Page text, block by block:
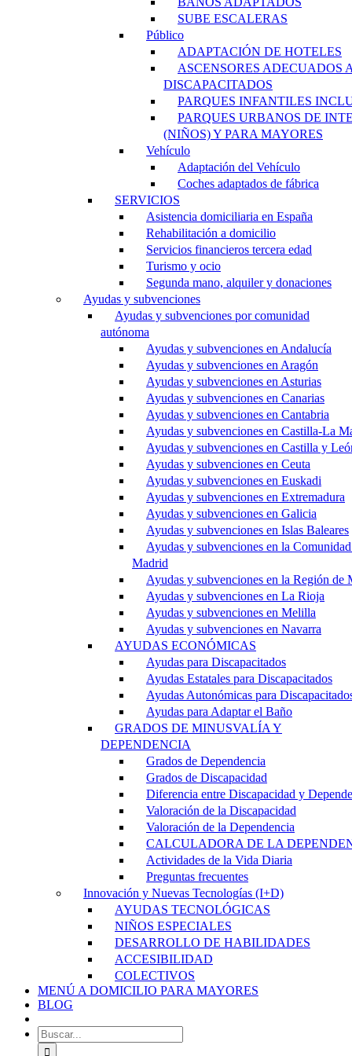
SUBE ESCALERAS
Público
ADAPTACIÓN DE HOTELES
ASCENSORES ADECUADOS A
DISCAPACITADOS
PARQUES INFANTILES
PARQUES URBANOS DE
(NIÑOS) Y PARA MAYORES
Vehículo
Adaptación del Vehículo
Coches adaptados de fábrica
SERVICIOS
Asistencia domiciliaria en España
Rehabilitación a domicilio
Servicios financieros tercera edad
Turismo y ocio
Segunda mano, alquiler y donaciones
Ayudas y subvenciones
Ayudas y subvenciones por comunidad
autónoma
Ayudas y subvenciones en Andalucía
Ayudas y subvenciones en Aragón
Ayudas y subvenciones en Asturias
Ayudas y subvenciones en Canarias
Ayudas y subvenciones en Cantabria
Ayudas y subvenciones en Castilla-La
Ayudas y subvenciones en Castilla y
Ayudas y subvenciones en Ceuta
Ayudas y subvenciones en Euskadi
Ayudas y subvenciones en Extremadura
Ayudas y subvenciones en Galicia
Ayudas y subvenciones en Islas Baleares
Ayudas y subvenciones en la
Madrid
Ayudas y subvenciones en la Región de
Ayudas y subvenciones en La Rioja
Ayudas y subvenciones en Melilla
Ayudas y subvenciones en Navarra
AYUDAS ECONÓMICAS
Ayudas para Discapacitados
Ayudas Estatales para Discapacitados
Ayudas Autonómicas para
Ayudas para Adaptar el Baño
GRADOS DE MINUSVALÍA Y
DEPENDENCIA
Grados de Dependencia
Grados de Discapacidad
Diferencia entre Discapacidad y
Valoración de la Discapacidad
Valoración de la Dependencia
CALCULADORA DE LA
Actividades de la Vida Diaria
Preguntas frecuentes
Innovación y Nuevas Tecnologías (I+D)
AYUDAS TECNOLÓGICAS
NIÑOS ESPECIALES
DESARROLLO DE HABILIDADES
ACCESIBILIDAD
COLECTIVOS
MENÚ A DOMICILIO PARA MAYORES
BLOG
Buscar: